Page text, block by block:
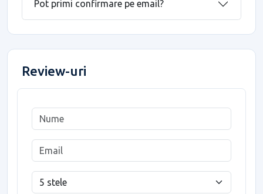
Pot primi confirmare pe email?
Review-uri